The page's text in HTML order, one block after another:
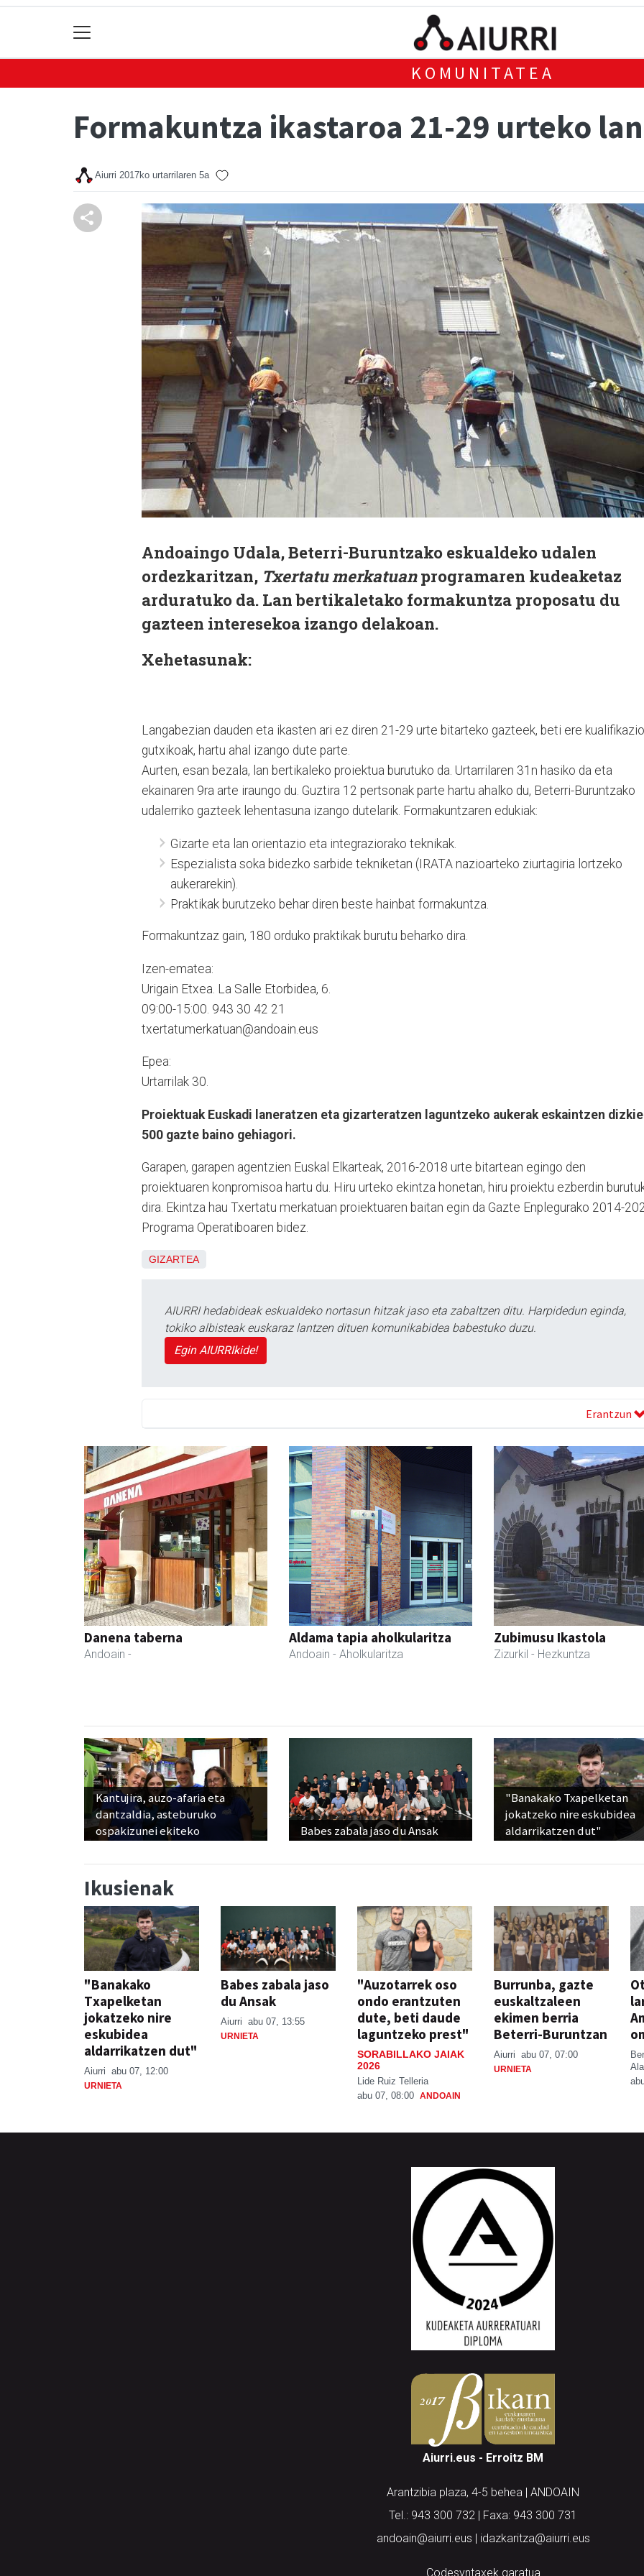
KOMUNITATEA
Formakuntza ikastaroa 21-29 urteko
Aiurri 2017ko urtarrilaren 5a
Andoaingo Udala, Beterri-Buruntzako eskualdeko udalen
ordezkaritzan, Txertatu merkatuanprogramaren kudeaketaz
arduratuko da. Lan bertikaletako formakuntza proposatu du
gazteen interesekoa izango delakoan.
Xehetasunak:
Langabezian dauden eta ikasten ari ez diren 21-29 urte bitarteko gazteek, beti ere kualifikazio
gutxikoak, hartu ahal izango dute parte.
Aurten, esan bezala, lan bertikaleko proiektua burutuko da. Urtarrilaren 31n hasiko da eta
ekainaren 9ra arte iraungo du. Guztira 12 pertsonak parte hartu ahalko du, Beterri-Buruntzako
udalerriko gazteek lehentasuna izango dutelarik. Formakuntzaren edukiak:
Gizarte eta lan orientazio eta integraziorako teknikak.
Espezialista soka bidezko sarbide tekniketan (IRATA nazioarteko ziurtagiria lortzeko
aukerarekin).
Praktikak burutzeko behar diren beste hainbat formakuntza.
Formakuntzaz gain, 180 orduko praktikak burutu beharko dira.
Izen-ematea:
Urigain Etxea. La Salle Etorbidea, 6.
09:00-15:00. 943 30 42 21
txertatumerkatuan@andoain.eus
Epea:
Urtarrilak 30.
Proiektuak Euskadi laneratzen eta gizarteratzen laguntzeko aukerak eskaintzen dizkie
500 gazte baino gehiagori.
Garapen, garapen agentzien Euskal Elkarteak, 2016-2018 urte bitartean egingo den
proiektuaren konpromisoa hartu du. Hiru urteko ekintza honetan, hiru proiektu ezberdin
dira. Ekintza hau Txertatu merkatuan proiektuaren baitan egin da Gazte Enplegurako 2014-
Programa Operatiboaren bidez.
GIZARTEA
AIURRI hedabideak eskualdeko nortasun hitzak jaso eta zabaltzen ditu. Harpidedun eginda,
tokiko albisteak euskaraz lantzen dituen komunikabidea babestuko duzu.
Egin AIURRIkide!
Erantzun
Danena taberna
Andoain -
Aldama tapia aholkularitza
Andoain - Aholkularitza
Zubimusu Ikastola
Zizurkil - Hezkuntza
Kantujira, auzo-afaria eta
dantzaldia, asteburuko
ospakizunei ekiteko
Babes zabala jaso du Ansak
"Banakako Txapelketan
jokatzeko nire eskubidea
aldarrikatzen dut"
Ikusienak
"Banakako
Txapelketan
jokatzeko nire
eskubidea
aldarrikatzen dut"
Aiurri abu 07, 12:00
URNIETA
Babes zabala jaso
du Ansak
Aiurri abu 07, 13:55
URNIETA
"Auzotarrek oso
ondo erantzuten
dute, beti daude
laguntzeko prest"
SORABILLAKO JAIAK
2026
Lide Ruiz Telleria
abu 07, 08:00 ANDOAIN
Burrunba, gazte
euskaltzaleen
ekimen berria
Beterri-Buruntzan
Aiurri abu 07, 07:00
URNIETA
Aiurri.eus - Erroitz BM
Arantzibia plaza, 4-5 behea | ANDOAIN
Tel.: 943 300 732 | Faxa: 943 300 731
andoain@aiurri.eus | idazkaritza@aiurri.eus
Codesyntaxek garatua